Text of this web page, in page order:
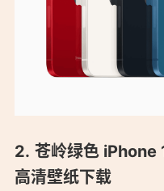
「苍岭绿色 iPhone 13 Pro
苍岭绿色 iPhone
高清壁纸下载